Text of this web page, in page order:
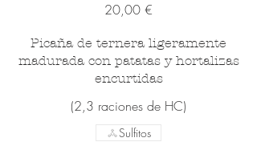
20,00 €
Picaña de ternera ligeramente
madurada con patatas y hortalizas
encurtidas
(2,3 raciones de HC)
Sulfitos